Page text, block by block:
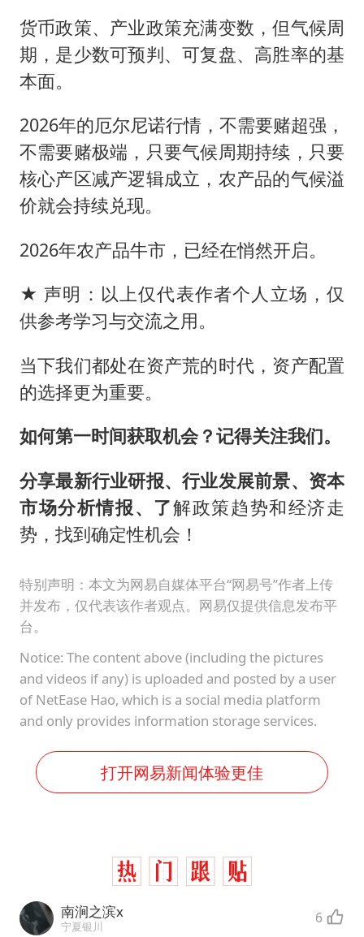
货币政策、产业政策充满变数，但气候周
期，是少数可预判、可复盘、高胜率的基
本面。
2026年的厄尔尼诺行情，不需要赌超强，
不需要赌极端，只要气候周期持续，只要
核心产区减产逻辑成立，农产品的气候溢
价就会持续兑现。
2026年农产品牛市，已经在悄然开启。
★ 声明：以上仅代表作者个人立场，仅
供参考学习与交流之用。
当下我们都处在资产荒的时代，资产配置
的选择更为重要。
如何第一时间获取机会？记得关注我们。
分享最新行业研报、行业发展前景、资本
市场分析情报、了解政策趋势和经济走
势，找到确定性机会！
特别声明：本文为网易自媒体平台“网易号”作者上传
并发布，仅代表该作者观点。网易仅提供信息发布平
台。
Notice: The content above (including the pictures
and videos if any) is uploaded and posted by a user
of NetEase Hao, which is a social media platform
and only provides information storage services.
打开网易新闻体验更佳
南涧之滨x
宁夏银川 6